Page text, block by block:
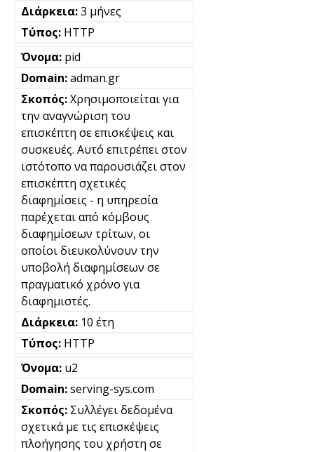
3 μήνες
HTTP
pid
adman.gr
Χρησιμοποιείται για
την αναγνώριση του
επισκέπτη σε επισκέψεις και
συσκευές. Αυτό επιτρέπει στον
ιστότοπο να παρουσιάζει στον
επισκέπτη σχετικές
διαφημίσεις - η υπηρεσία
παρέχεται από κόμβους
διαφημίσεων τρίτων, οι
οποίοι διευκολύνουν την
υποβολή διαφημίσεων σε
πραγματικό χρόνο για
διαφημιστές.
10 έτη
HTTP
u2
serving-sys.com
Συλλέγει δεδομένα
σχετικά με τις επισκέψεις
πλοήγησης του χρήστη σε